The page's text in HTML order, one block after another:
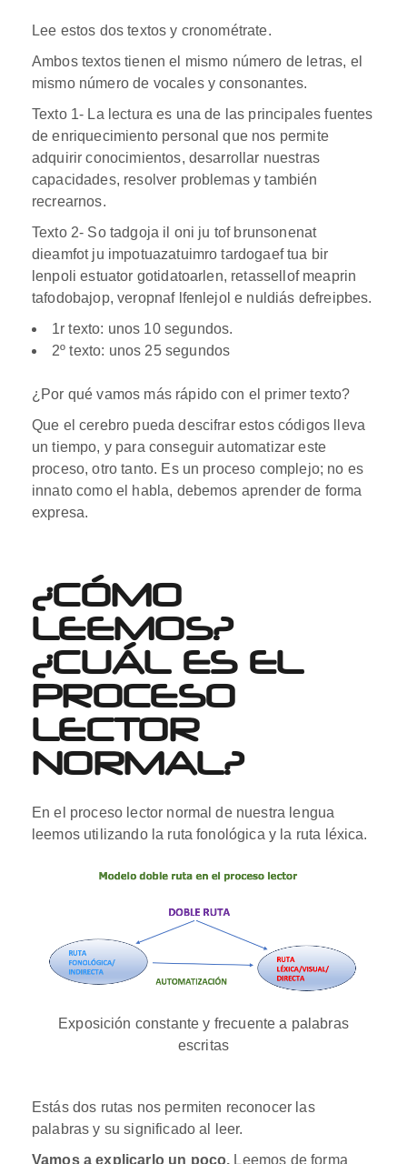
Lee estos dos textos y cronométrate.
Ambos textos tienen el mismo número de letras, el
mismo número de vocales y consonantes.
Texto 1- La lectura es una de las principales fuentes
de enriquecimiento personal que nos permite
adquirir conocimientos, desarrollar nuestras
capacidades, resolver problemas y también
recrearnos.
Texto 2- So tadgoja il oni ju tof brunsonenat
dieamfot ju impotuazatuimro tardogaef tua bir
lenpoli estuator gotidatoarlen, retassellof meaprin
tafodobajop, veropnaf lfenlejol e nuldiás defreipbes.
1r texto: unos 10 segundos.
2º texto: unos 25 segundos
¿Por qué vamos más rápido con el primer texto?
Que el cerebro pueda descifrar estos códigos lleva
un tiempo, y para conseguir automatizar este
proceso, otro tanto. Es un proceso complejo; no es
innato como el habla, debemos aprender de forma
expresa.
¿CÓMO
LEEMOS?
¿CUÁL ES EL
PROCESO
LECTOR
NORMAL?
En el proceso lector normal de nuestra lengua
leemos utilizando la ruta fonológica y la ruta léxica.
Exposición constante y frecuente a palabras
escritas
Estás dos rutas nos permiten reconocer las
palabras y su significado al leer.
Vamos a explicarlo un poco. Leemos de forma